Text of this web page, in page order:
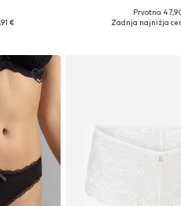
M, L, XL
€
Razpoložljive velikosti:
Prvotno:
Zadnja najnižja